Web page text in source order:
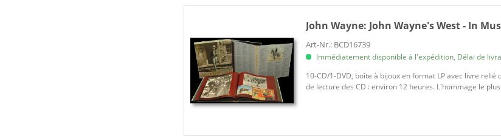
John Wayne: John Wayne's West - In
Art-Nr.: BCD16739
Immédiatement disponible à l'expédition, Délai de
10-CD/1-DVD, boîte à bijoux en format LP avec livre
de lecture des CD : environ 12 heures. L'hommage le